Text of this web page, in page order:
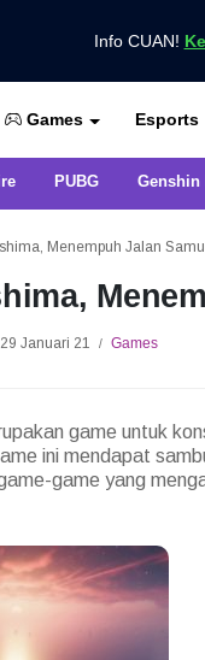
Info CUAN!
News
Berita Games Terbaru Hanya di
Games Esports
PUBG Genshin
Menempuh Jalan
Januari 21 / Games
game untuk
ini mendapat
game yang